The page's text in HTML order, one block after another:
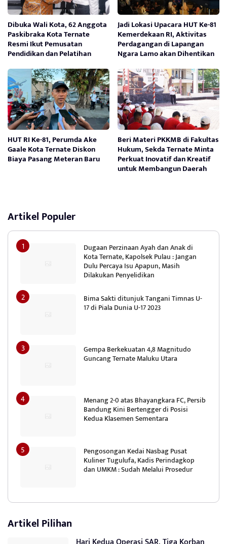
Dibuka Wali Kota, 62 Anggota
Paskibraka Kota Ternate
Resmi Ikut Pemusatan
Pendidikan dan Pelatihan
Jadi Lokasi Upacara HUT Ke-81
Kemerdekaan RI, Aktivitas
Perdagangan di Lapangan
Ngara Lamo akan Dihentikan
HUT RI Ke-81, Perumda Ake
Gaale Kota Ternate Diskon
Biaya Pasang Meteran Baru
Beri Materi PKKMB di Fakultas
Hukum, Sekda Ternate Minta
Perkuat Inovatif dan Kreatif
untuk Membangun Daerah
Artikel Populer
Dugaan Perzinaan Ayah dan Anak di
Kota Ternate, Kapolsek Pulau : Jangan
Dulu Percaya Isu Apapun, Masih
Dilakukan Penyelidikan
Bima Sakti ditunjuk Tangani Timnas U-
17 di Piala Dunia U-17 2023
Gempa Berkekuatan 4,8 Magnitudo
Guncang Ternate Maluku Utara
Menang 2-0 atas Bhayangkara FC, Persib
Bandung Kini Bertengger di Posisi
Kedua Klasemen Sementara
Pengosongan Kedai Nasbag Pusat
Kuliner Tugulufa, Kadis Perindagkop
dan UMKM : Sudah Melalui Prosedur
Artikel Pilihan